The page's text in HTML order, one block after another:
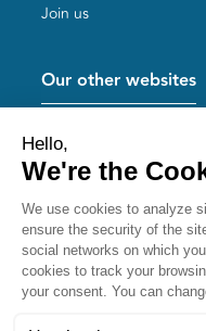
Join us
Our other websites
Mémoires vives
Useful links
Shoah Memorial
The Milles camp